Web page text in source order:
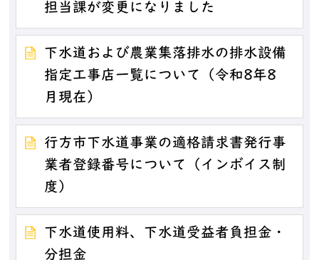
担当課が変更になりました
下水道および農業集落排水の排水設備
指定工事店一覧について（令和8年8
月現在）
行方市下水道事業の適格請求書発行事
業者登録番号について（インボイス制
度）
下水道使用料、下水道受益者負担金・
分担金